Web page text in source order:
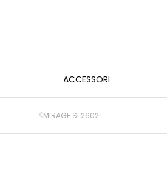
ACCESSORI
MIRAGE SI 2602